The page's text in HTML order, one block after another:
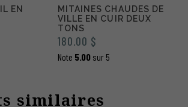
EN
MITAINES CHAUDES DE
VILLE EN CUIR DEUX
TONS
180.00 $
Note 5.00sur 5
similaires